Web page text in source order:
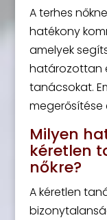
A terhes
hatékony
amelyek
határozottan
tanácsokat.
megerősítése
Milyen
kéretlen
nőkre?
A kéretlen